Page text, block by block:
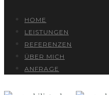
HOME
LEISTUNGEN
REFERENZEN
ÜBER MICH
ANFRAGE